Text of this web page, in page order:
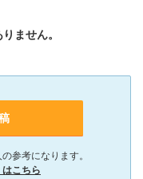
ません。
参考になります。
こちら